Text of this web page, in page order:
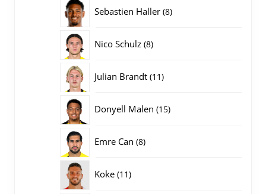
Sebastien Haller 88
Nico Schulz 88
Julian Brandt 1111
Donyell Malen 1515
Emre Can 88
Koke 1111